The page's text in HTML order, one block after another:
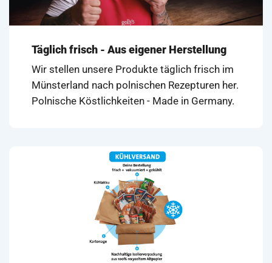
Täglich frisch - Aus eigener Herstellung
Wir stellen unsere Produkte täglich frisch im
Münsterland nach polnischen Rezepturen her.
Polnische Köstlichkeiten - Made in Germany.